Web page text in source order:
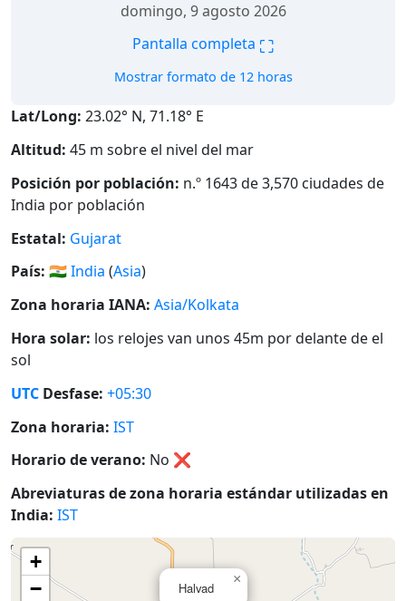
domingo, 9 agosto 2026
Pantalla completa ⛶
Mostrar formato de 12 horas
Lat/Long: 23.02° N, 71.18° E
Altitud: 45 m sobre el nivel del mar
Posición por población: n.º 1643 de 3,570 ciudades de
India por población
Estatal: Gujarat
País: 🇮🇳India (Asia)
Zona horaria IANA: Asia/Kolkata
Hora solar: los relojes van unos 45m por delante de el
sol
UTC Desfase: +05:30
Zona horaria: IST
Horario de verano: No ❌
Abreviaturas de zona horaria estándar utilizadas en
India: IST
Halvad
×
+
−